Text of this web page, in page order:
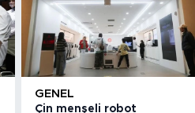
GENEL
Çin menşeli robot